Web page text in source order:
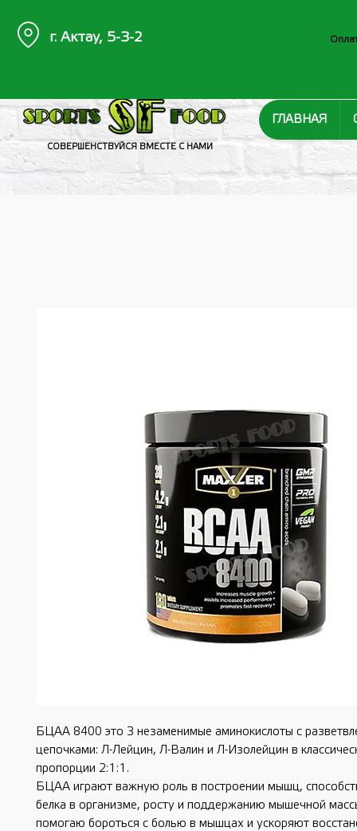
СОВЕРШЕНСТВУЙСЯ ВМЕСТЕ С НАМИ
ГЛАВНАЯ
г. Актау, 5-3-2
БЦАА 8400 это 3 незаменимые аминокислоты с
цепочками: Л-Лейцин, Л-Валин и Л-Изолейцин в
пропорции 2:1:1.
БЦАА играют важную роль в построении мышц,
белка в организме, росту и поддержанию мышечной
помогаю бороться с болью в мышцах и ускоряют